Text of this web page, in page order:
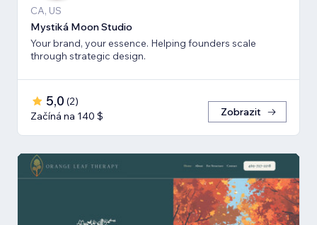
CA, US
Mystiká Moon Studio
Your brand, your essence. Helping founders scale
through strategic design.
5,0 (2)
Začíná na 140 $
Zobrazit